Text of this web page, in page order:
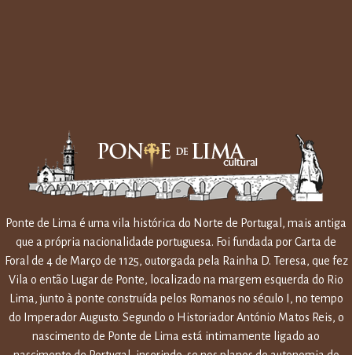
Ponte de Lima é uma vila histórica do Norte de Portugal, mais antiga
que a própria nacionalidade portuguesa. Foi fundada por Carta de
Foral de 4 de Março de 1125, outorgada pela Rainha D. Teresa, que fez
Vila o então Lugar de Ponte, localizado na margem esquerda do Rio
Lima, junto à ponte construída pelos Romanos no século I, no tempo
do Imperador Augusto. Segundo o Historiador António Matos Reis, o
nascimento de Ponte de Lima está intimamente ligado ao